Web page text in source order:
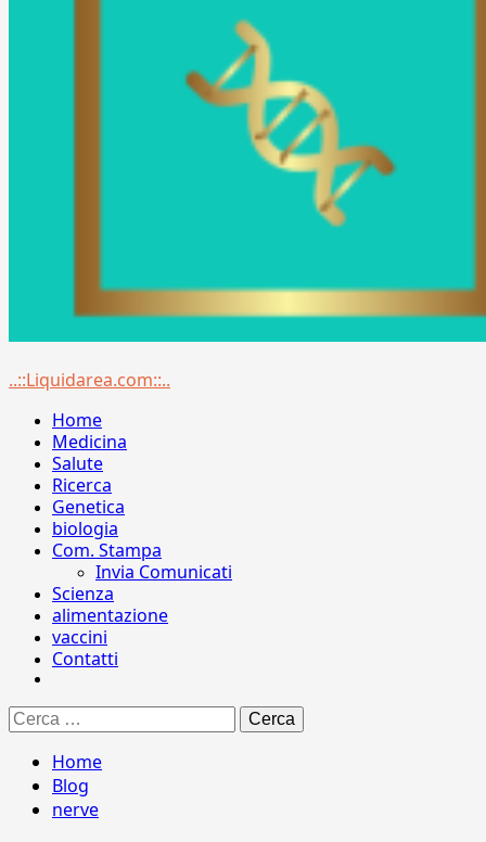
Menu
..::Liquidarea.com::..
Home
Medicina
Salute
Ricerca
Genetica
biologia
Com. Stampa
Invia Comunicati
Scienza
alimentazione
vaccini
Contatti
Ricerca
per:
Home
Blog
nerve